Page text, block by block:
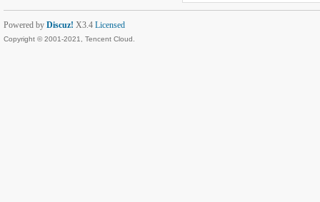
Powered by Discuz! X3.4 Licensed
Copyright © 2001-2021, Tencent Cloud.